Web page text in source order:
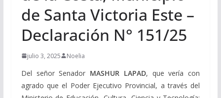
de Santa Victoria Este –
Declaración N° 151/25
julio 3, 2025 Noelia
Del señor Senador MASHUR LAPAD, que vería con
agrado que el Poder Ejecutivo Provincial, a través del